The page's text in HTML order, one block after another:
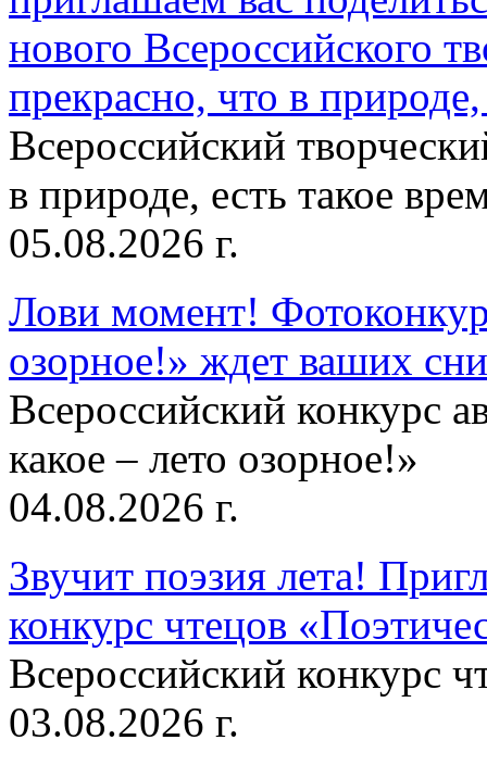
нового Всероссийского
прекрасно, что в
Всероссийский
в природе, есть такое
05.08.2026 г.
Лови момент!
озорное!» ждет ваших
Всероссийский конкурс
какое – лето озорное!»
04.08.2026 г.
Звучит поэзия лета!
конкурс чтецов
Всероссийский конкурс
03.08.2026 г.